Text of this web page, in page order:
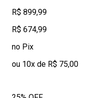
R$ 899,99
R$ 674,99
no Pix
ou 10x de R$ 75,00